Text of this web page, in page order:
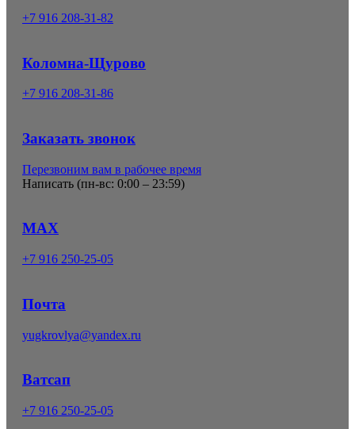
+7 916 208-31-82
Коломна-Щурово
+7 916 208-31-86
Заказать звонок
Перезвоним вам в рабочее время
Написать (пн-вс: 0:00 – 23:59)
MAX
+7 916 250-25-05
Почта
yugkrovlya@yandex.ru
Ватсап
+7 916 250-25-05